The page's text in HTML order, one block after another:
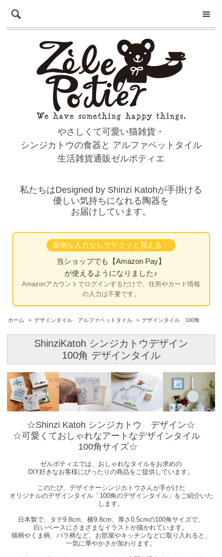
やさしくて可愛い猫雑貨・
シンジカトウの食器と アルファベットタイル
生活雑貨通販ゼルポティエ
私たちはDesigned by Shinzi Katohが手掛ける
優しい気持ちになれる陶器を
お届けしています。
面倒な入力なしでサクッと買える！
当ショップでも
【Amazon Pay】
が使えるようになりました♪
Amazonアカウントでログインするだけで、住所やカード情報
の入力は不要です。
ホーム > デザインタイル アルファベットタイル > デザインタイル 100角
ShinziKatoh シンジカトウデザイン
100角 デザインタイル
☆Shinzi Katoh シンジカトウ デザイン☆
☆可愛くておしゃれなアートなデザインタイル
100角サイズ☆
ゼルポティエでは、おしゃれなタイルをお求めの
DIY好きなお客様にぴったりの商品をご提供しています。
このたび、デザイナーシンジカトウさんが手がけた
オリジナルのデザインタイル「100角のデザインタイル」をご紹介いた
します。
日本製で、タテ9.8cm、横9.8cm、厚さ0.5cmの100角サイズで、
白いベースにさまざまなイラストが描かれています。
猫柄やくま柄、バラ柄など、お部屋やキッチンなどに取り入れると、
一気に華やかさが加わります。